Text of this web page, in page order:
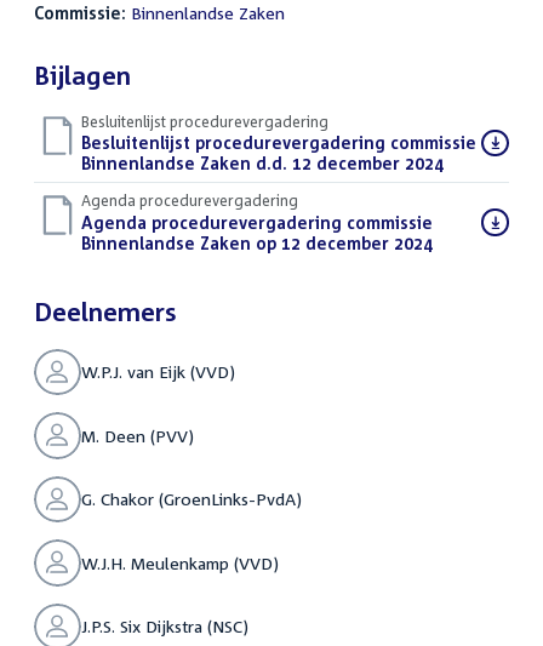
Commissie: Binnenlandse Zaken
Bijlagen
Besluitenlijst procedurevergadering
Download
bestand:
Besluitenlijst procedurevergadering commissie
Binnenlandse Zaken d.d. 12 december 2024(PDF)
Agenda procedurevergadering
Download
bestand:
Agenda procedurevergadering commissie
Binnenlandse Zaken op 12 december 2024(PDF)
Deelnemers
W.P.J. van Eijk (VVD)
M. Deen (PVV)
G. Chakor (GroenLinks-PvdA)
W.J.H. Meulenkamp (VVD)
J.P.S. Six Dijkstra (NSC)